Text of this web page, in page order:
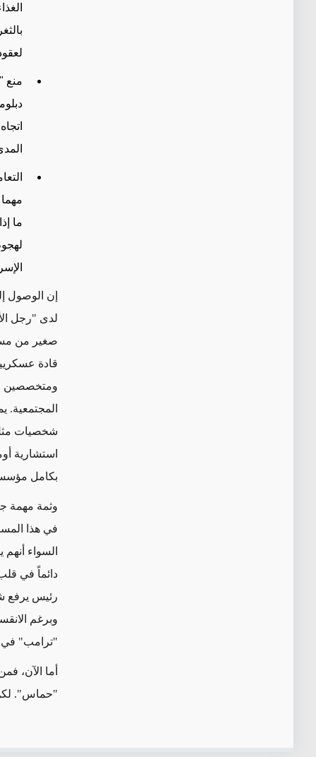
منع
ما
إن الوصول
لدى "رجل
صغير من
قادة
ومتخصصين
شخصيات مثل
استشارية
بكامل
وثمة مهمة
في هذا
السواء
دائماً في
رئيس يرفع
وبرغم
"ترامب" في
أما الآن،
"حماس". لكن